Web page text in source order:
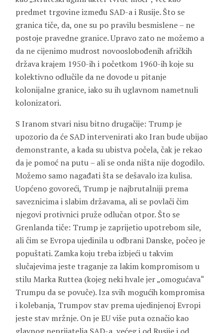
predmet trgovine između SAD-a i Rusije. Što se
granica tiče, da, one su po pravilu besmislene – ne
postoje pravedne granice. Upravo zato ne možemo a
da ne cijenimo mudrost novooslobođenih afričkih
država krajem 1950-ih i početkom 1960-ih koje su
kolektivno odlučile da ne dovode u pitanje
kolonijalne granice, iako su ih uglavnom nametnuli
kolonizatori.
S Iranom stvari nisu bitno drugačije: Trump je
upozorio da će SAD intervenirati ako Iran bude ubijao
demonstrante, a kada su ubistva počela, čak je rekao
da je pomoć na putu – ali se onda ništa nije dogodilo.
Možemo samo nagađati šta se dešavalo iza kulisa.
Uopćeno govoreći, Trump je najbrutalniji prema
saveznicima i slabim državama, ali se povlači čim
njegovi protivnici pruže odlučan otpor. Što se
Grenlanda tiče: Trump je zaprijetio upotrebom sile,
ali čim se Evropa ujedinila u odbrani Danske, počeo je
popuštati. Zamka koju treba izbjeći u takvim
slučajevima jeste traganje za lakim kompromisom u
stilu Marka Ruttea (kojeg neki hvale jer „omogućava“
Trumpu da se povuče). Iza svih mogućih kompromisa
i kolebanja, Trumpov stav prema ujedinjenoj Evropi
jeste stav mržnje. On je EU više puta označio kao